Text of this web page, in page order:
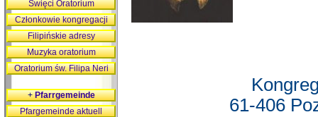
61-406
Święci Oratorium
Członkowie kongregacji
Filipińskie adresy
Muzyka oratorium
Oratorium św. Filipa Neri
+Pfarrgemeinde
Pfargemeinde aktuell